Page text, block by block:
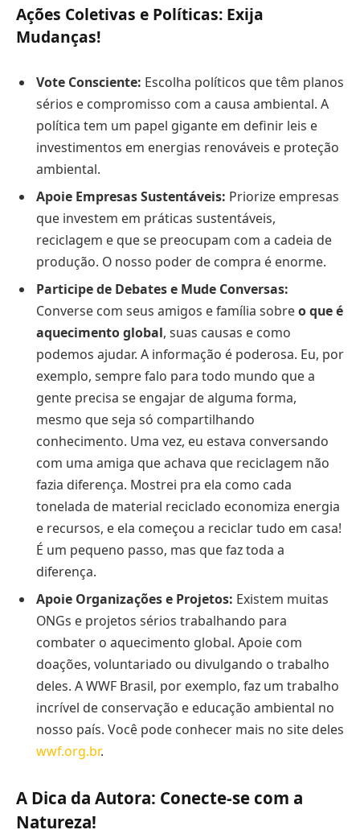
Ações Coletivas e Políticas: Exija
Mudanças!
Vote Consciente: Escolha políticos que têm planos
sérios e compromisso com a causa ambiental. A
política tem um papel gigante em definir leis e
investimentos em energias renováveis e proteção
ambiental.
Apoie Empresas Sustentáveis: Priorize empresas
que investem em práticas sustentáveis,
reciclagem e que se preocupam com a cadeia de
produção. O nosso poder de compra é enorme.
Participe de Debates e Mude Conversas:
Converse com seus amigos e família sobreo que é
aquecimento global, suas causas e como
podemos ajudar. A informação é poderosa. Eu, por
exemplo, sempre falo para todo mundo que a
gente precisa se engajar de alguma forma,
mesmo que seja só compartilhando
conhecimento. Uma vez, eu estava conversando
com uma amiga que achava que reciclagem não
fazia diferença. Mostrei pra ela como cada
tonelada de material reciclado economiza energia
e recursos, e ela começou a reciclar tudo em casa!
É um pequeno passo, mas que faz toda a
diferença.
Apoie Organizações e Projetos: Existem muitas
ONGs e projetos sérios trabalhando para
combater o aquecimento global. Apoie com
doações, voluntariado ou divulgando o trabalho
deles. A WWF Brasil, por exemplo, faz um trabalho
incrível de conservação e educação ambiental no
nosso país. Você pode conhecer mais no site deles
wwf.org.br.
A Dica da Autora: Conecte-se com a
Natureza!